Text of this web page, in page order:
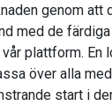
genom att
med de
plattform. En
över alla
start i